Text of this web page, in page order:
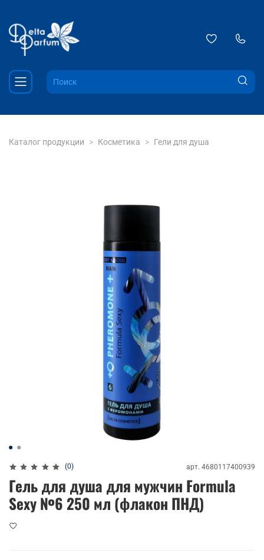
Каталог продукции Косметика Гели для душа
(0) арт. 4680117400939
Гель для душа для мужчин Formula
Sexy №6 250 мл (флакон ПНД)